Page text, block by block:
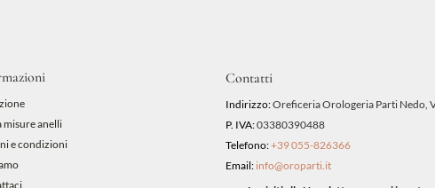
misure anelli
e condizioni
Contatti
Indirizzo:Oreficeria Orologeria Parti Nedo,
P. IVA:03380390488
Telefono:+39 055-826366
Email: info@oroparti.it